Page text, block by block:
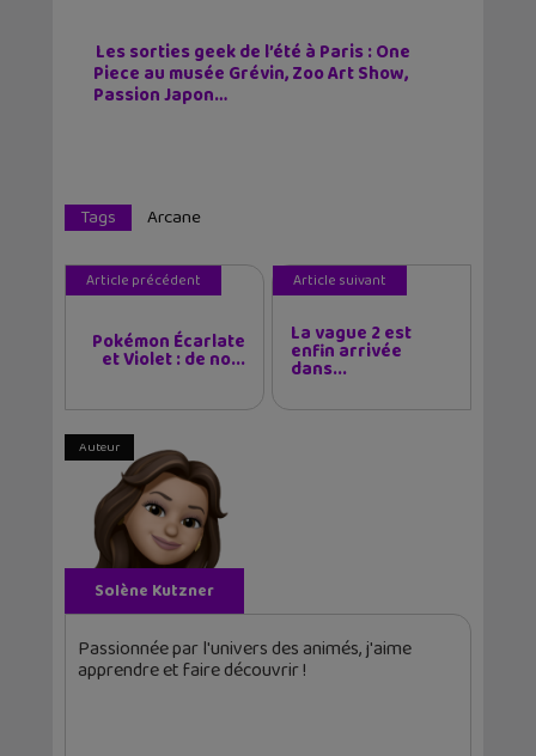
Les sorties geek de l’été à Paris : One
Piece au musée Grévin, Zoo Art Show,
Passion Japon…
Tags Arcane
Article précédent
Pokémon Écarlate
et Violet : de no...
Article suivant
La vague 2 est
enfin arrivée
dans...
Auteur
Solène Kutzner
Passionnée par l'univers des animés, j'aime
apprendre et faire découvrir !